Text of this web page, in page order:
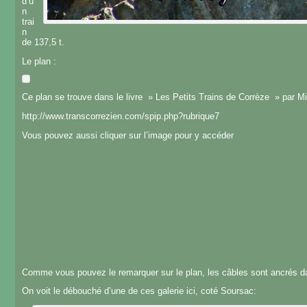
n
trai
n
de 137,5 t.
Le plan :
Ce plan se trouve dans le livre » Les Petits Trains de Corrèze » par
http://www.transcorrezien.com/spip.php?rubrique7
Vous pouvez aussi cliquer sur l’image pour y accéder
Comme vous pouvez le remarquer sur le plan, les câbles sont ancrés
On voit le débouché d’une de ces galerie ici, coté Soursac: